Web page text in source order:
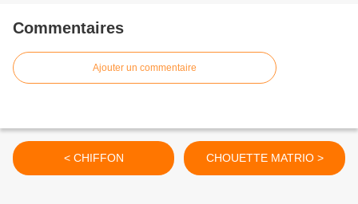
Commentaires
Ajouter un commentaire
< CHIFFON CHOUETTE MATRIO >